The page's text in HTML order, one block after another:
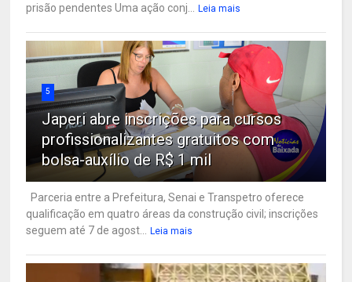
prisão pendentes Uma ação conj...
Leia mais
5
Japeri abre inscrições para cursos
profissionalizantes gratuitos com
bolsa-auxílio de R$ 1 mil
Parceria entre a Prefeitura, Senai e Transpetro oferece
qualificação em quatro áreas da construção civil; inscrições
seguem até 7 de agost...
Leia mais